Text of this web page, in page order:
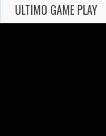
ULTIMO GAME PLAY